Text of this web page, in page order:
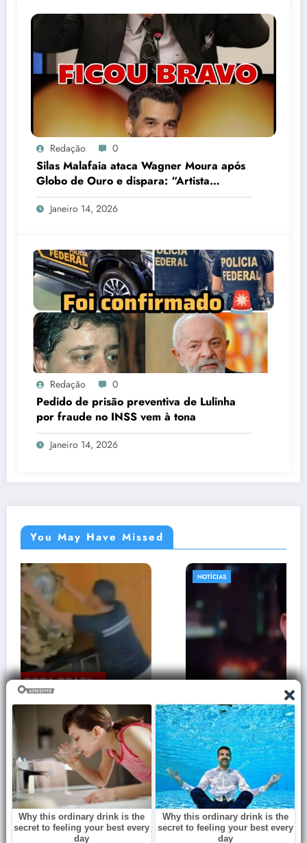
Redação 0
Silas Malafaia ataca Wagner Moura após
Globo de Ouro e dispara: “Artista
cretino”
Janeiro 14, 2026
Redação 0
Pedido de prisão preventiva de Lulinha
por fraude no INSS vem à tona
Janeiro 14, 2026
You May Have Missed